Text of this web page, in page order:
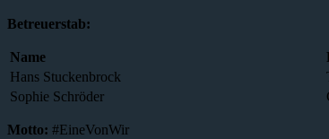
Betreuerstab:
Name
Hans Stuckenbrock
Sophie Schröder
Motto: #EineVonWir